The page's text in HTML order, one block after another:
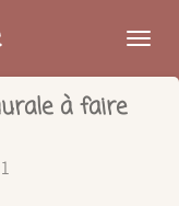
à faire